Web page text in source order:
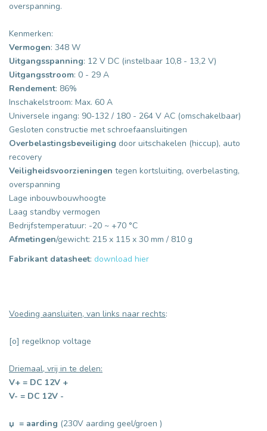
overspanning.
Kenmerken:
Vermogen: 348 W
Uitgangsspanning: 12 V DC (instelbaar 10,8 - 13,2 V)
Uitgangsstroom: 0 - 29 A
Rendement: 86%
Inschakelstroom: Max. 60 A
Universele ingang: 90-132 / 180 - 264 V AC (omschakelbaar)
Gesloten constructie met schroefaansluitingen
Overbelastingsbeveiliging door uitschakelen (hiccup), auto
recovery
Veiligheidsvoorzieningen tegen kortsluiting, overbelasting,
overspanning
Lage inbouwbouwhoogte
Laag standby vermogen
Bedrijfstemperatuur: -20 ~ +70 °C
Afmetingen/gewicht: 215 x 115 x 30 mm / 810 g
Fabrikant datasheet: download hier
Voeding aansluiten, van links naar rechts:
[o] regelknop voltage
Driemaal, vrij in te delen:
V+ = DC 12V +
V- = DC 12V -
џ = aarding (230V aarding geel/groen )